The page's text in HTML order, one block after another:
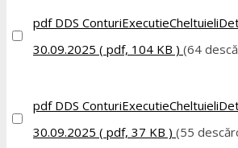
pdf DDS
30.09.2025 ( pdf, 104 KB ) (64
pdf DDS
30.09.2025 ( pdf, 37 KB ) (55